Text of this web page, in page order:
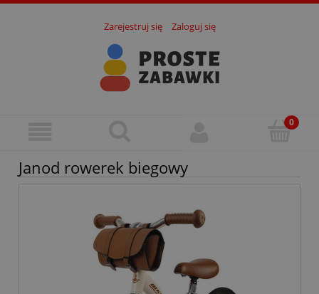
Zarejestruj się Zaloguj się
Janod rowerek biegowy